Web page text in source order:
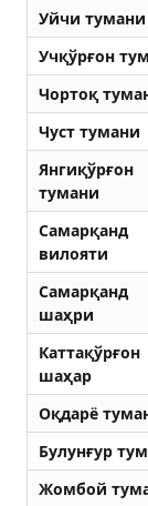
Уйчи тумани
Учқўрғон
Чортоқ
Чуст тумани
Янгиқўрғон
тумани
Самарқанд
вилояти
Самарқанд
шаҳри
Каттақўрғон
шаҳар
Оқдарё
Булунғур
Жомбой